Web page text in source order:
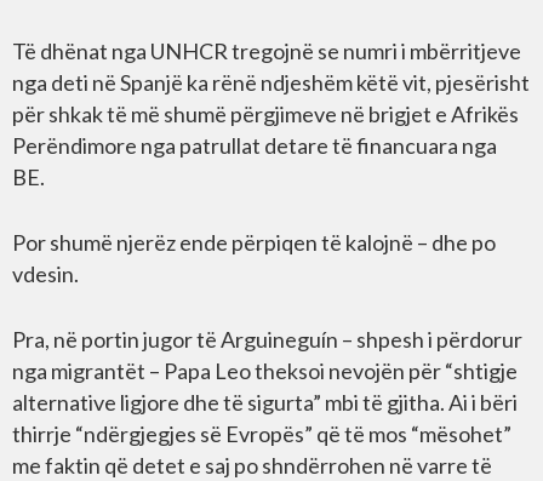
Të dhënat nga UNHCR tregojnë se numri i mbërritjeve
nga deti në Spanjë ka rënë ndjeshëm këtë vit, pjesërisht
për shkak të më shumë përgjimeve në brigjet e Afrikës
Perëndimore nga patrullat detare të financuara nga
BE.
Por shumë njerëz ende përpiqen të kalojnë – dhe po
vdesin.
Pra, në portin jugor të Arguineguín – shpesh i përdorur
nga migrantët – Papa Leo theksoi nevojën për “shtigje
alternative ligjore dhe të sigurta” mbi të gjitha. Ai i bëri
thirrje “ndërgjegjes së Evropës” që të mos “mësohet”
me faktin që detet e saj po shndërrohen në varre të